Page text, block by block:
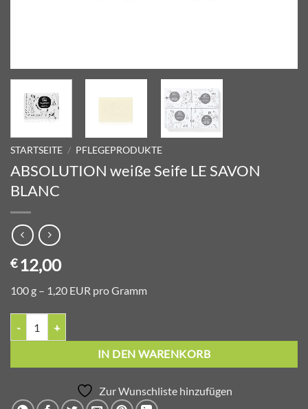
STARTSEITE / PFLEGEPRODUKTE
ABSOLUTION weiße Seife LE SAVON
BLANC
€ 12,00
100 g – 1,20 EUR pro Gramm
IN DEN WARENKORB
Zur Wunschliste hinzufügen